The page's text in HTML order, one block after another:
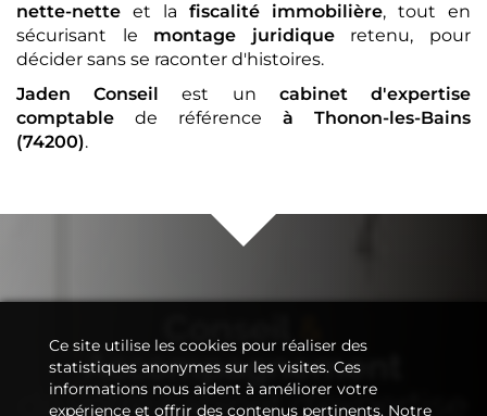
nette-nette et la fiscalité immobilière, tout en
sécurisant le montage juridiqueretenu, pour
décider sans se raconter d'histoires.
Jaden Conseil
est un cabinet d'expertise
comptable de référence à Thonon-les-Bains
(74200).
Conseil &
Accompagnement
de votrecabinet d'expertise
Ce site utilise les cookies pour réaliser des
statistiques anonymes sur les visites. Ces
informations nous aident à améliorer votre
expérience et offrir des contenus pertinents. Notre